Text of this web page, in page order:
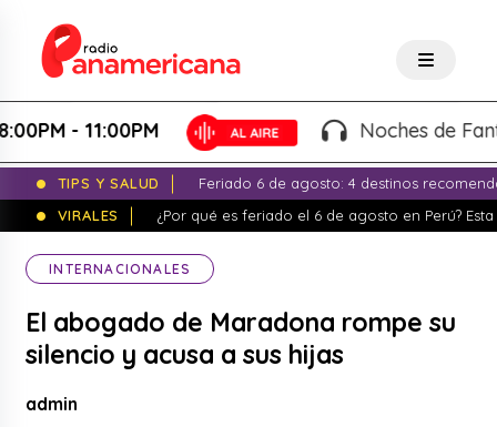
- 11:00PM Noches de
TIPS Y SALUD
Feriado 6 de agosto: 4 destinos
VIRALES
¿Por qué es feriado el 6 de agosto en Perú?
INTERNACIONALES
El abogado de Maradona rompe su
silencio y acusa a sus hijas
admin